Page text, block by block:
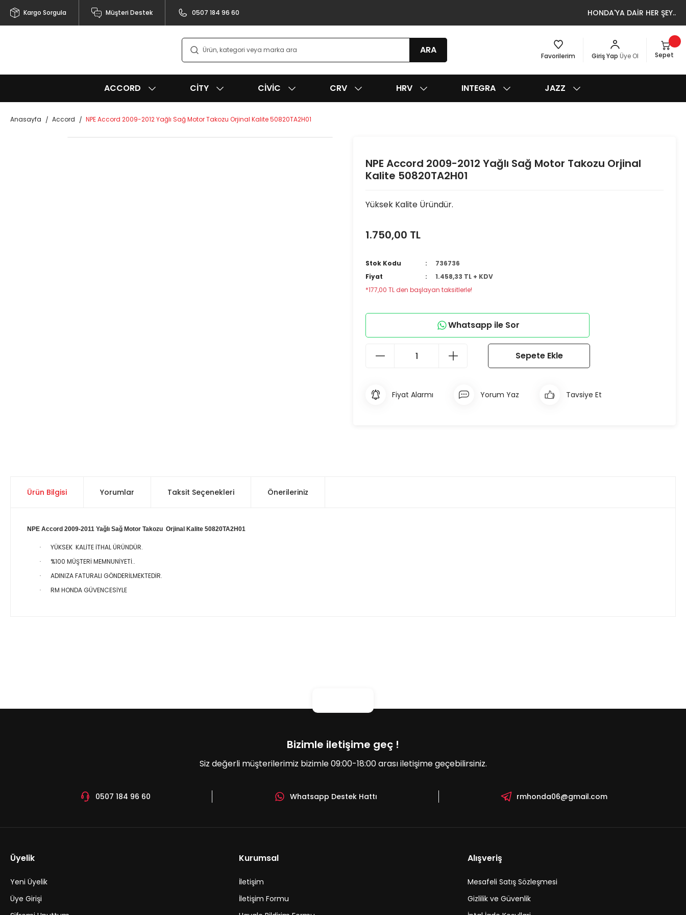
Kargo Sorgula Müşteri Destek 0507 184 96 60 HONDA'YA DAİR HER ŞEY..
ARA
Favorilerim Giriş Yap Üye Ol Sepet
ACCORD CITY CIVIC CRV HRV INTEGRA JAZZ
Anasayfa Accord NPE Accord 2009-2012 Yağlı Sağ Motor Takozu Orjinal Kalite 50820TA2H01
NPE Accord 2009-2012 Yağlı Sağ Motor Takozu Orjinal
Kalite 50820TA2H01
Yüksek Kalite Üründür.
1.750,00 TL
Stok Kodu
736736
Fiyat
1.458,33 TL + KDV
*177,00 TL den başlayan taksitlerle!
Whatsapp ile Sor
Sepete Ekle
Fiyat Alarmı Yorum Yaz Tavsiye Et
Ürün Bilgisi Yorumlar Taksit Seçenekleri Önerileriniz
NPE Accord 2009-2011 Yağlı Sağ Motor Takozu Orjinal Kalite 50820TA2H01
· YÜKSEK KALİTE İTHAL ÜRÜNDÜR.
· %100 MÜŞTERİ MEMNUNİYETİ..
· ADINIZA FATURALI GÖNDERİLMEKTEDİR.
· RM HONDA GÜVENCESİYLE
Gönder
Bizimle iletişime geç !
Siz değerli müşterilerimiz bizimle 09:00-18:00 arası iletişime geçebilirsiniz.
0507 184 96 60 Whatsapp Destek Hattı rmhonda06@gmail.com
Üyelik
Yeni Üyelik
Üye Girişi
Kurumsal
İletişim
İletişim Formu
Alışveriş
Mesafeli Satış Sözleşmesi
Gizlilik ve Güvenlik